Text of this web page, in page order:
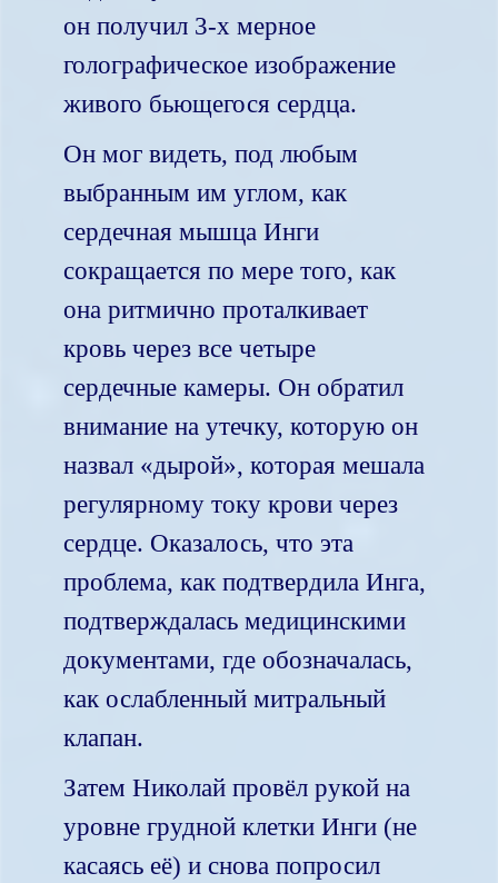
он получил 3-х мерное
голографическое изображение
живого бьющегося сердца.
Он мог видеть, под любым
выбранным им углом, как
сердечная мышца Инги
сокращается по мере того, как
она ритмично проталкивает
кровь через все четыре
сердечные камеры. Он обратил
внимание на утечку, которую он
назвал «дырой», которая мешала
регулярному току крови через
сердце. Оказалось, что эта
проблема, как подтвердила Инга,
подтверждалась медицинскими
документами, где обозначалась,
как ослабленный митральный
клапан.
Затем Николай провёл рукой на
уровне грудной клетки Инги (не
касаясь её) и снова попросил